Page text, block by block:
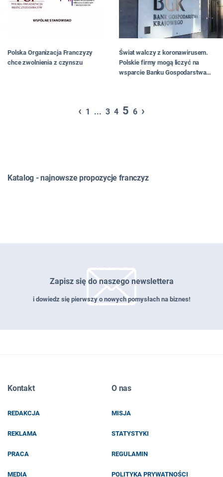
Polska Organizacja Franczyzy
chce zwolnienia z czynszu
Świat walczy z koronawirusem.
Polskie firmy mogą liczyć na
wsparcie Banku Gospodarstwa
‹ 1 ... 3 4 5 6 ›
Katalog - najnowsze propozycje franczyz
Zapisz się do naszego newslettera
i dowiedz się pierwszy o nowych pomysłach na biznes!
EMAIL
Kontakt
REDAKCJA
REKLAMA
PRACA
MEDIA
O nas
MISJA
STATYSTYKI
REGULAMIN
POLITYKA PRYWATNOŚCI